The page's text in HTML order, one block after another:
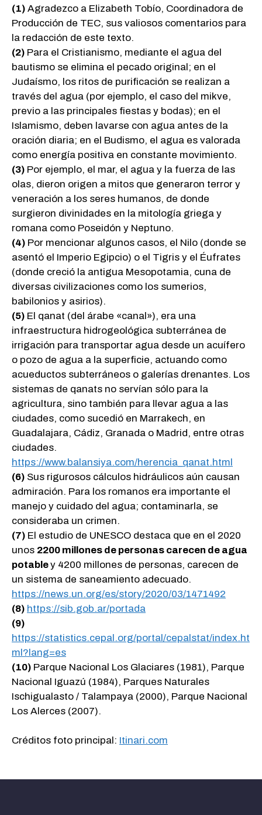
(1) Agradezco a Elizabeth Tobío, Coordinadora de
Producción de TEC, sus valiosos comentarios para
la redacción de este texto.
(2) Para el Cristianismo, mediante el agua del
bautismo se elimina el pecado original; en el
Judaísmo, los ritos de purificación se realizan a
través del agua (por ejemplo, el caso del mikve,
previo a las principales fiestas y bodas); en el
Islamismo, deben lavarse con agua antes de la
oración diaria; en el Budismo, el agua es valorada
como energía positiva en constante movimiento.
(3) Por ejemplo, el mar, el agua y la fuerza de las
olas, dieron origen a mitos que generaron terror y
veneración a los seres humanos, de donde
surgieron divinidades en la mitología griega y
romana como Poseidón y Neptuno.
(4) Por mencionar algunos casos, el Nilo (donde se
asentó el Imperio Egipcio) o el Tigris y el Éufrates
(donde creció la antigua Mesopotamia, cuna de
diversas civilizaciones como los sumerios,
babilonios y asirios).
(5) El qanat (del árabe «canal»), era una
infraestructura hidrogeológica subterránea de
irrigación para transportar agua desde un acuífero
o pozo de agua a la superficie, actuando como
acueductos subterráneos o galerías drenantes. Los
sistemas de qanats no servían sólo para la
agricultura, sino también para llevar agua a las
ciudades, como sucedió en Marrakech, en
Guadalajara, Cádiz, Granada o Madrid, entre otras
ciudades.
https://www.balansiya.com/herencia_qanat.html
(6) Sus rigurosos cálculos hidráulicos aún causan
admiración. Para los romanos era importante el
manejo y cuidado del agua; contaminarla, se
consideraba un crimen.
(7) El estudio de UNESCO destaca que en el 2020
unos 2200 millones de personas carecen de agua
potabley 4200 millones de personas, carecen de
un sistema de saneamiento adecuado.
https://news.un.org/es/story/2020/03/1471492
(8) https://sib.gob.ar/portada
(9)
https://statistics.cepal.org/portal/cepalstat/index.ht
ml?lang=es
(10) Parque Nacional Los Glaciares (1981), Parque
Nacional Iguazú (1984), Parques Naturales
Ischigualasto / Talampaya (2000), Parque Nacional
Los Alerces (2007).
Créditos foto principal: Itinari.com